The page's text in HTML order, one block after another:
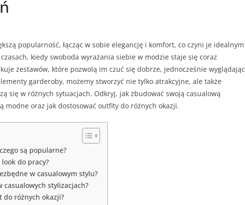
popularność, łącząc w sobie elegancję i komfort, co czyni je idealnym
kiedy swoboda wyrażania siebie w modzie staje się coraz
zestawów, które pozwolą im czuć się dobrze, jednocześnie wyglądając
garderoby, możemy stworzyć nie tylko atrakcyjne, ale także
się w różnych sytuacjach. Odkryj, jak zbudować swoją casualową
modne oraz jak dostosować outfity do różnych okazji.
są popularne?
do pracy?
w casualowym stylu?
casualowych stylizacjach?
do różnych okazji?